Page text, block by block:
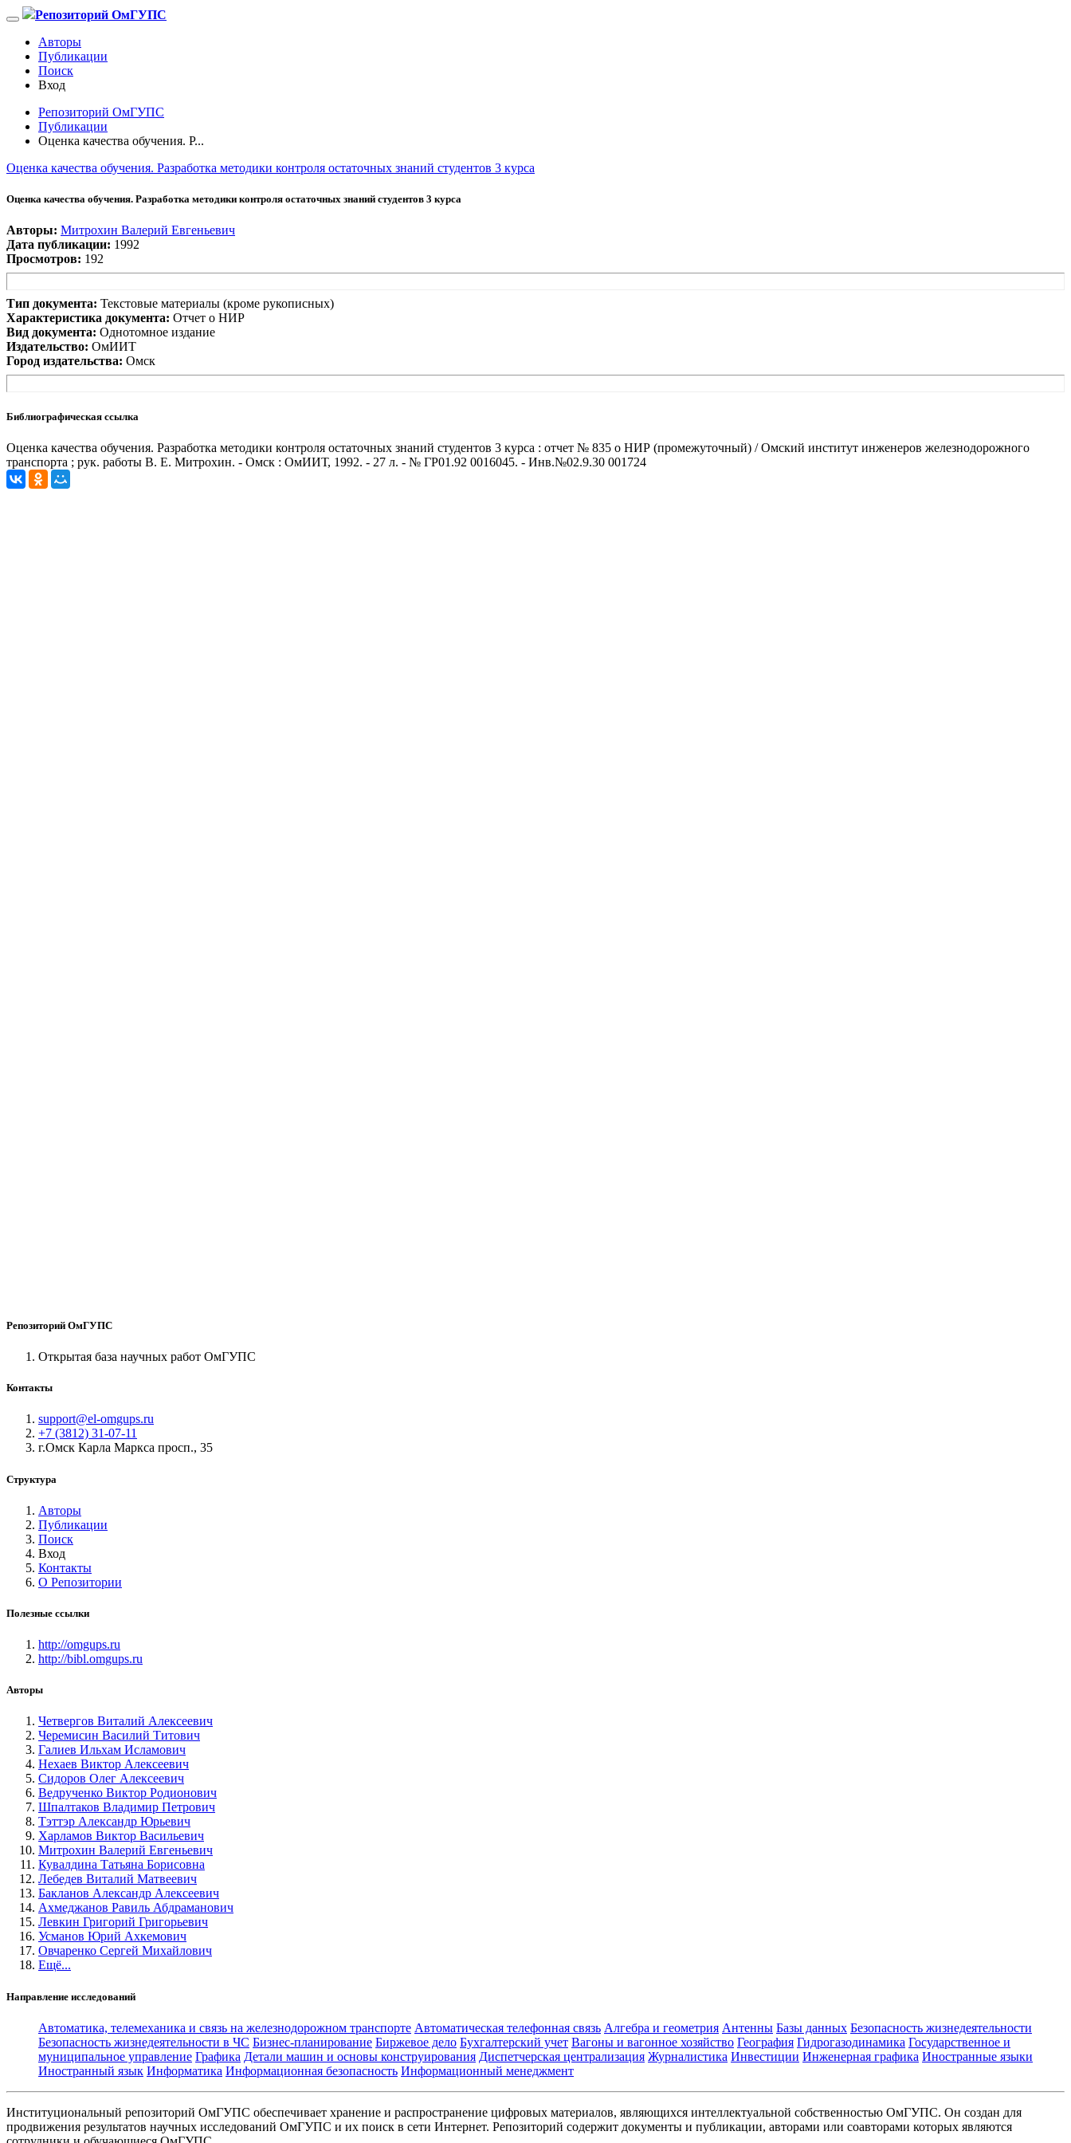
Репозиторий ОмГУПС
Авторы
Публикации
Поиск
Вход
Репозиторий ОмГУПС
Публикации
Оценка качества обучения. Р...
Оценка качества обучения. Разработка методики контроля остаточных знаний студентов 3 курса
Оценка качества обучения. Разработка методики контроля остаточных знаний студентов 3 курса
Авторы: Митрохин Валерий Евгеньевич
Дата публикации: 1992
Просмотров: 192
Тип документа: Текстовые материалы (кроме рукописных)
Характеристика документа: Отчет о НИР
Вид документа: Однотомное издание
Издательство: ОмИИТ
Город издательства: Омск
Библиографическая ссылка
Оценка качества обучения. Разработка методики контроля остаточных знаний студентов 3 курса : отчет № 835 о НИР (промежуточный) / Омский институт инженеров железнодорожного
транспорта ; рук. работы В. Е. Митрохин. - Омск : ОмИИТ, 1992. - 27 л. - № ГР01.92 0016045. - Инв.№02.9.30 001724
Репозиторий ОмГУПС
Открытая база научных работ ОмГУПС
Контакты
support@el-omgups.ru
+7 (3812) 31-07-11
г.Омск Карла Маркса просп., 35
Структура
Авторы
Публикации
Поиск
Вход
Контакты
О Репозитории
Полезные ссылки
http://omgups.ru
http://bibl.omgups.ru
Авторы
Четвергов Виталий Алексеевич
Черемисин Василий Титович
Галиев Ильхам Исламович
Нехаев Виктор Алексеевич
Сидоров Олег Алексеевич
Ведрученко Виктор Родионович
Шпалтаков Владимир Петрович
Тэттэр Александр Юрьевич
Харламов Виктор Васильевич
Митрохин Валерий Евгеньевич
Кувалдина Татьяна Борисовна
Лебедев Виталий Матвеевич
Бакланов Александр Алексеевич
Ахмеджанов Равиль Абдраманович
Левкин Григорий Григорьевич
Усманов Юрий Ахкемович
Овчаренко Сергей Михайлович
Ещё...
Направление исследований
Автоматика, телемеханика и связь на железнодорожном транспорте Автоматическая телефонная связь Алгебра и геометрия Антенны Базы данных Безопасность жизнедеятельности
Безопасность жизнедеятельности в ЧС Бизнес-планирование Биржевое дело Бухгалтерский учет Вагоны и вагонное хозяйство География Гидрогазодинамика Государственное и
муниципальное управление Графика Детали машин и основы конструирования Диспетчерская централизация Журналистика Инвестиции Инженерная графика Иностранные языки
Иностранный язык Информатика Информационная безопасность Информационный менеджмент
Институциональный репозиторий ОмГУПС обеспечивает хранение и распространение цифровых материалов, являющихся интеллектуальной собственностью ОмГУПС. Он создан для
продвижения результатов научных исследований ОмГУПС и их поиск в сети Интернет. Репозиторий содержит документы и публикации, авторами или соавторами которых являются